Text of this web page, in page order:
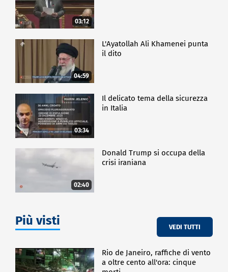
03:12
04:59
L'Ayatollah Ali Khamenei punta
il dito
03:34
Il delicato tema della sicurezza
in Italia
02:40
Donald Trump si occupa della
crisi iraniana
Più visti VEDI TUTTI
Rio de Janeiro, raffiche di vento
a oltre cento all'ora: cinque